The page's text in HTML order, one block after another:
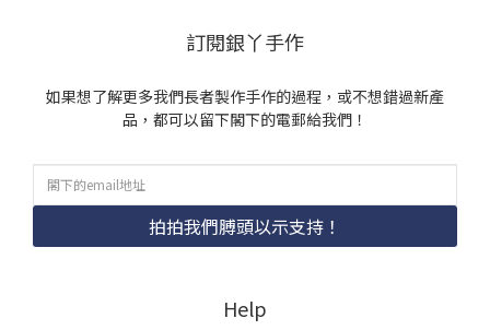
訂閱銀丫手作
如果想了解更多我們長者製作手作的過程，或不想錯過新產
品，都可以留下閣下的電郵給我們！
拍拍我們膊頭以示支持！
Help